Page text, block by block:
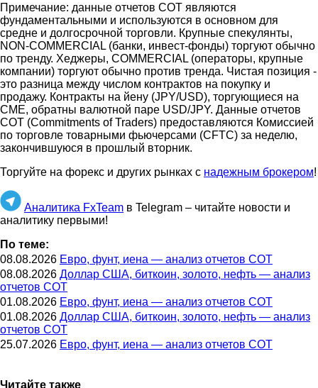
Примечание: данные отчетов COT являются
фундаментальными и используются в основном для
средне и долгосрочной торговли. Крупные спекулянты,
NON-COMMERCIAL (банки, инвест-фонды) торгуют обычно
по тренду. Хеджеры, COMMERCIAL (операторы, крупные
компании) торгуют обычно против тренда. Чистая позиция -
это разница между числом контрактов на покупку и
продажу. Контракты на йену (JPY/USD), торгующиеся на
CME, обратны валютной паре USD/JPY. Данные отчетов
COT (Commitments of Traders) предоставляются Комиссией
по торговле товарными фьючерсами (CFTC) за неделю,
закончившуюся в прошлый вторник.
Торгуйте на форекс и других рынках с надежным брокером!
Аналитика FxTeam в Telegram – читайте новости и
аналитику первыми!
По теме:
08.08.2026 Евро, фунт, иена — анализ отчетов СОТ
08.08.2026 Доллар США, биткоин, золото, нефть — анализ
отчетов СОТ
01.08.2026 Евро, фунт, иена — анализ отчетов СОТ
01.08.2026 Доллар США, биткоин, золото, нефть — анализ
отчетов СОТ
25.07.2026 Евро, фунт, иена — анализ отчетов СОТ
Читайте также